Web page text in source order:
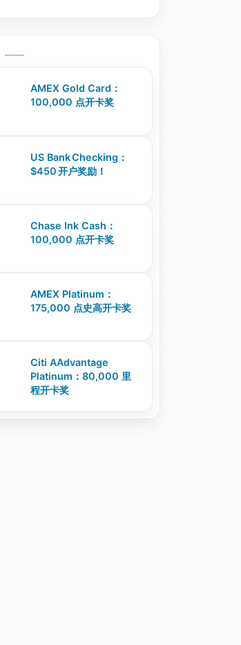
AMEX Gold Card：
100,000 点开卡奖
US Bank Checking：
$450 开户奖励！
Chase Ink Cash：
100,000 点开卡奖
AMEX Platinum：
175,000 点史高开卡奖
Citi AAdvantage
Platinum：80,000 里
程开卡奖